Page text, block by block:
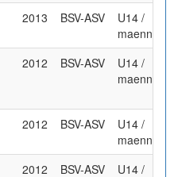
2013 BSV-ASV
U14 /
maennlich
2012 BSV-ASV
U14 /
maennlich
2012 BSV-ASV
U14 /
maennlich
2012 BSV-ASV
U14 /